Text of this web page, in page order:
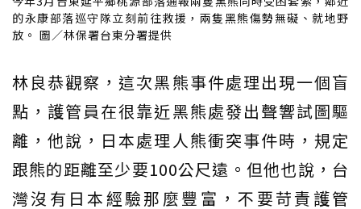
的永康部落巡守隊立刻前往救援，兩隻黑熊傷勢無礙、就地野
放。 圖／林保署台東分署提供
林良恭觀察，這次黑熊事件處理出現一個盲
點，護管員在很靠近黑熊處發出聲響試圖驅
離，他說，日本處理人熊衝突事件時，規定
跟熊的距離至少要100公尺遠。但他也說，台
灣沒有日本經驗那麼豐富，不要苛責護管